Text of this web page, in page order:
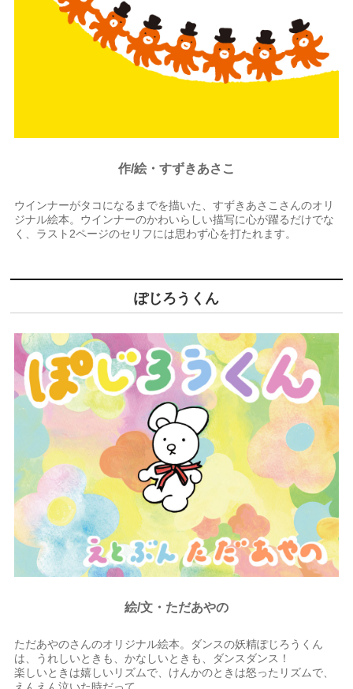
作/絵・すずきあさこ
ウインナーがタコになるまでを描いた、すずきあさこさんのオリ
ジナル絵本。ウインナーのかわいらしい描写に心が躍るだけでな
く、ラスト2ページのセリフには思わず心を打たれます。
ぽじろうくん
絵/文・ただあやの
ただあやのさんのオリジナル絵本。ダンスの妖精ぽじろうくん
は、うれしいときも、かなしいときも、ダンスダンス！
楽しいときは嬉しいリズムで、けんかのときは怒ったリズムで、
えんえん泣いた時だって…。